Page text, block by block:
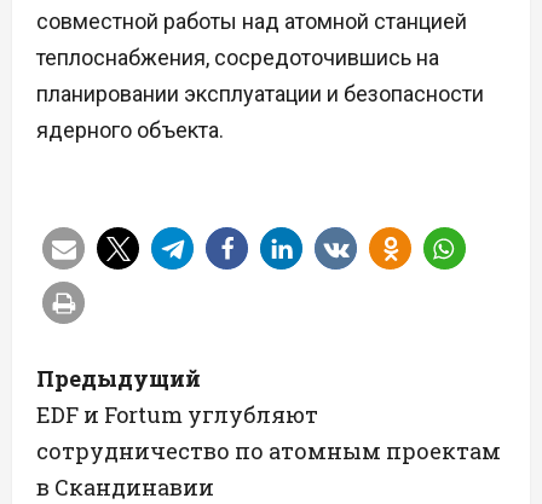
совместной работы над атомной станцией
теплоснабжения, сосредоточившись на
планировании эксплуатации и безопасности
ядерного объекта.
Н
а
в
Предыдущий
EDF и Fortum углубляют
сотрудничество по атомным проектам
в Скандинавии